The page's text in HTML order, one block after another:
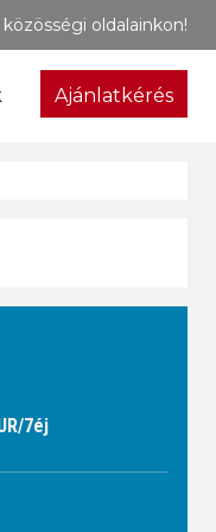
oldalainkon!
Ajánlatkérés
7éj